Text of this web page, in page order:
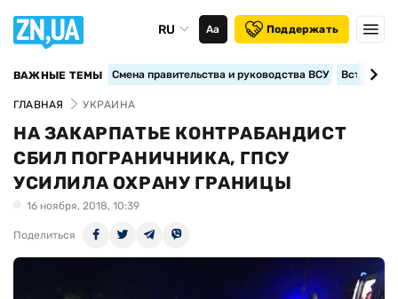
RU Аа Поддержать
ВАЖНЫЕ ТЕМЫ Смена правительства и руководства ВСУ
ГЛАВНАЯ УКРАИНА
НА ЗАКАРПАТЬЕ КОНТРАБАНДИСТ
СБИЛ ПОГРАНИЧНИКА, ГПСУ
УСИЛИЛА ОХРАНУ ГРАНИЦЫ
16 ноября, 2018, 10:39
Поделиться